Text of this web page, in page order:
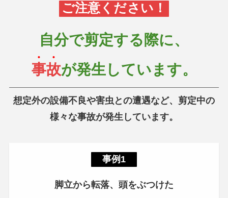
ご注意ください！
自分で剪定する際に、
事故が発生しています。
想定外の設備不良や害虫との遭遇など、剪定中の
様々な事故が発生しています。
事例1
脚立から転落、頭をぶつけた